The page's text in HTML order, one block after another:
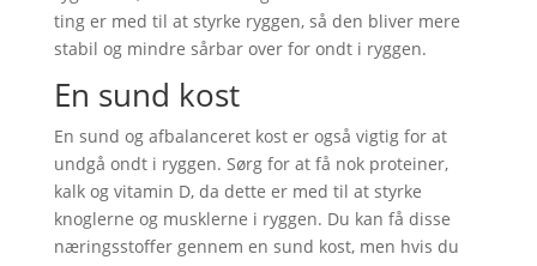
ting er med til at styrke ryggen, så den bliver mere
stabil og mindre sårbar over for ondt i ryggen.
En sund kost
En sund og afbalanceret kost er også vigtig for at
undgå ondt i ryggen. Sørg for at få nok proteiner,
kalk og vitamin D, da dette er med til at styrke
knoglerne og musklerne i ryggen. Du kan få disse
næringsstoffer gennem en sund kost, men hvis du